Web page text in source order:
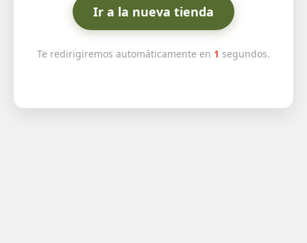
Ir a la nueva tienda
Te redirigiremos automáticamente en 1 segundos.